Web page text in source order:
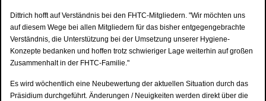
Dittrich hofft auf Verständnis bei den FHTC-Mitgliedern. "Wir möchten uns
auf diesem Wege bei allen Mitgliedern für das bisher entgegengebrachte
Verständnis, die Unterstützung bei der Umsetzung unserer Hygiene-
Konzepte bedanken und hoffen trotz schwieriger Lage weiterhin auf großen
Zusammenhalt in der FHTC-Familie."
Es wird wöchentlich eine Neubewertung der aktuellen Situation durch das
Präsidium durchgeführt. Änderungen / Neuigkeiten werden direkt über die